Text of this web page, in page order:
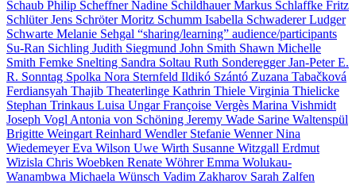
Schaub Philip ScheffnerNadine SchildhauerMarkus Schlaffke Fritz
SchlüterJens SchröterMoritz Schumm Isabella SchwadererLudger
Schwarte Melanie Sehgal “sharing/learning” audience/participants
Su-Ran Sichling Judith Siegmund John Smith Shawn Michelle
Smith Femke Snelting Sandra Soltau Ruth SondereggerJan-Peter E.
R. Sonntag Spolka Nora Sternfeld Ildikó Szántó Zuzana Tabačková
Ferdiansyah Thajib Theaterlinge Kathrin Thiele Virginia Thielicke
Stephan Trinkaus Luisa UngarFrançoise Vergès Marina Vishmidt
Joseph Vogl Antonia von Schöning Jeremy Wade Sarine Waltenspül
Brigitte Weingart Reinhard Wendler Stefanie WennerNina
WiedemeyerEva Wilson Uwe Wirth Susanne Witzgall Erdmut
Wizisla Chris Woebken Renate WöhrerEmma Wolukau-
Wanambwa Michaela Wünsch Vadim Zakharov Sarah Zalfen